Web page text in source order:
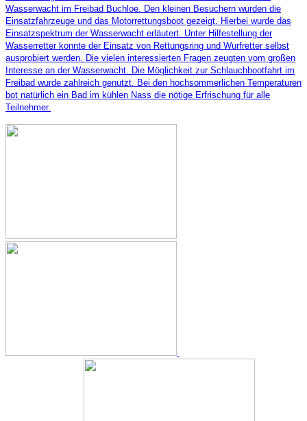
Wasserwacht im Freibad Buchloe. Den kleinen Besuchern wurden die
Einsatzfahrzeuge und das Motorrettungsboot gezeigt. Hierbei wurde das
Einsatzspektrum der Wasserwacht erläutert. Unter Hilfestellung der
Wasserretter konnte der Einsatz von Rettungsring und Wurfretter selbst
ausprobiert werden. Die vielen interessierten Fragen zeugten vom großen
Interesse an der Wasserwacht. Die Möglichkeit zur Schlauchbootfahrt im
Freibad wurde zahlreich genutzt. Bei den hochsommerlichen Temperaturen
bot natürlich ein Bad im kühlen Nass die nötige Erfrischung für alle
Teilnehmer.